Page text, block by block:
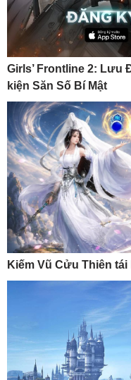
Girls’ Frontline 2:
kiện Săn Số Bí Mật
Kiếm Vũ Cửu Thiên